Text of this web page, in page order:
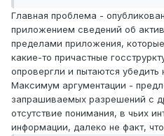
Главная проблема -
приложением сведений об
пределами приложения,
какие-то причастные
опровергли и пытаются убедить
Максимум аргументации -
запрашиваемых разрешений с
отсутствие понимания, в чьих
информации, далеко не факт,